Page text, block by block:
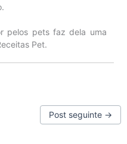
pelos pets faz dela uma
Pet.
Post seguinte →